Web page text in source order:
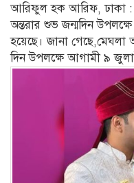
আরিফুল হক আরিফ, ঢাকা :
অন্তরার শুভ জন্মদিন
হয়েছে। জানা গেছে,মেঘলা
দিন উপলক্ষে আগামী ৯